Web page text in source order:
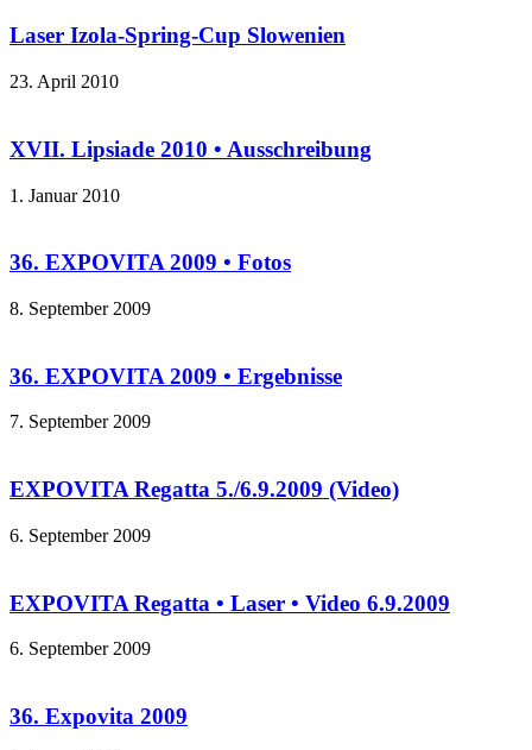
Laser Izola-Spring-Cup Slowenien
23. April 2010
XVII. Lipsiade 2010 • Ausschreibung
1. Januar 2010
36. EXPOVITA 2009 • Fotos
8. September 2009
36. EXPOVITA 2009 • Ergebnisse
7. September 2009
EXPOVITA Regatta 5./6.9.2009 (Video)
6. September 2009
EXPOVITA Regatta • Laser • Video 6.9.2009
6. September 2009
36. Expovita 2009